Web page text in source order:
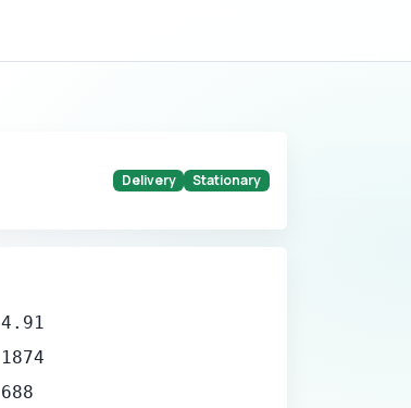
Delivery Stationary
4.91
1874
688